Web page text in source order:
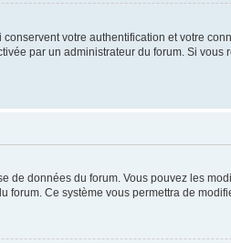
votre authentification et votre
par un administrateur du forum. Si
de données du forum. Vous pouvez les
Ce système vous permettra de